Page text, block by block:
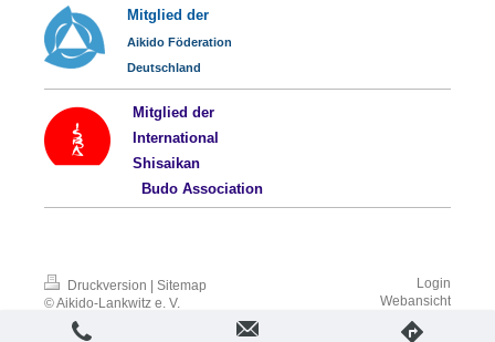
Mitglied der
Aikido Föderation
Deutschland
Mitglied der
International
Shisaikan
Budo Association
Druckversion
Sitemap
© Aikido-Lankwitz e. V.
Aikido am Tempelhofer Hafen
Login
Webansicht